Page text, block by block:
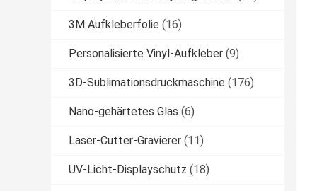
3M Aufkleberfolie (16)
Personalisierte Vinyl-Aufkleber (9)
3D-Sublimationsdruckmaschine (176)
Nano-gehärtetes Glas (6)
Laser-Cutter-Gravierer (11)
UV-Licht-Displayschutz (18)